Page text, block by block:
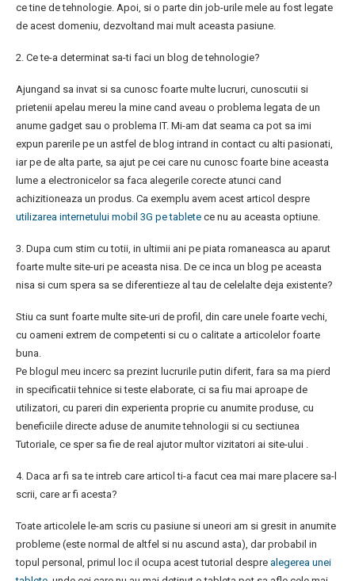
ce tine de tehnologie. Apoi, si o parte din job-urile mele au fost legate
de acest domeniu, dezvoltand mai mult aceasta pasiune.
2. Ce te-a determinat sa-ti faci un blog de tehnologie?
Ajungand sa invat si sa cunosc foarte multe lucruri, cunoscutii si
prietenii apelau mereu la mine cand aveau o problema legata de un
anume gadget sau o problema IT. Mi-am dat seama ca pot sa imi
expun parerile pe un astfel de blog intrand in contact cu alti pasionati,
iar pe de alta parte, sa ajut pe cei care nu cunosc foarte bine aceasta
lume a electronicelor sa faca alegerile corecte atunci cand
achizitioneaza un produs. Ca exemplu avem acest articol despre
utilizarea internetului mobil 3G pe tablete ce nu au aceasta optiune.
3. Dupa cum stim cu totii, in ultimii ani pe piata romaneasca au aparut
foarte multe site-uri pe aceasta nisa. De ce inca un blog pe aceasta
nisa si cum spera sa se diferentieze al tau de celelalte deja existente?
Stiu ca sunt foarte multe site-uri de profil, din care unele foarte vechi,
cu oameni extrem de competenti si cu o calitate a articolelor foarte
buna.
Pe blogul meu incerc sa prezint lucrurile putin diferit, fara sa ma pierd
in specificatii tehnice si teste elaborate, ci sa fiu mai aproape de
utilizatori, cu pareri din experienta proprie cu anumite produse, cu
beneficiile directe aduse de anumite tehnologii si cu sectiunea
Tutoriale, ce sper sa fie de real ajutor multor vizitatori ai site-ului .
4. Daca ar fi sa te intreb care articol ti-a facut cea mai mare placere sa-l
scrii, care ar fi acesta?
Toate articolele le-am scris cu pasiune si uneori am si gresit in anumite
probleme (este normal de altfel si nu ascund asta), dar probabil in
topul personal, primul loc il ocupa acest tutorial despre alegerea unei